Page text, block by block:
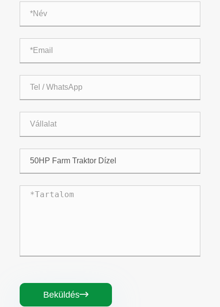
Beküldés